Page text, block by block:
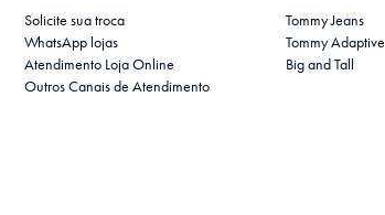
Solicite sua troca
WhatsApp lojas
Atendimento Loja Online
Outros Canais de Atendimento
Tommy Jeans
Tommy Adaptive
Big and Tall